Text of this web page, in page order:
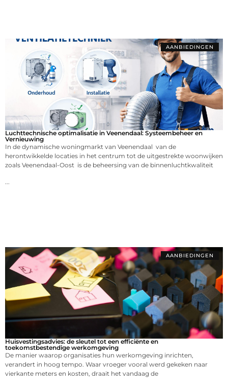
AANBIEDINGEN
Luchttechnische optimalisatie in Veenendaal: Systeembeheer en
Vernieuwing
In de dynamische woningmarkt van Veenendaal van de
herontwikkelde locaties in het centrum tot de uitgestrekte woonwijken
zoals Veenendaal-Oost is de beheersing van de binnenluchtkwaliteit
AANBIEDINGEN
Huisvestingsadvies: de sleutel tot een efficiënte en
toekomstbestendige werkomgeving
De manier waarop organisaties hun werkomgeving inrichten,
verandert in hoog tempo. Waar vroeger vooral werd gekeken naar
vierkante meters en kosten, draait het vandaag de